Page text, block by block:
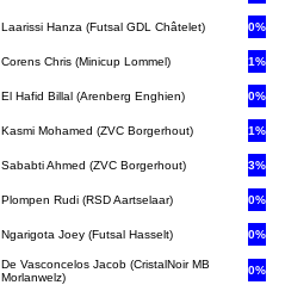
Laarissi Hanza (Futsal GDL Châtelet) 0%
Corens Chris (Minicup Lommel) 1%
El Hafid Billal (Arenberg Enghien) 0%
Kasmi Mohamed (ZVC Borgerhout) 1%
Sababti Ahmed (ZVC Borgerhout) 3%
Plompen Rudi (RSD Aartselaar) 0%
Ngarigota Joey (Futsal Hasselt) 0%
De Vasconcelos Jacob (CristalNoir MB
Morlanwelz)
0%